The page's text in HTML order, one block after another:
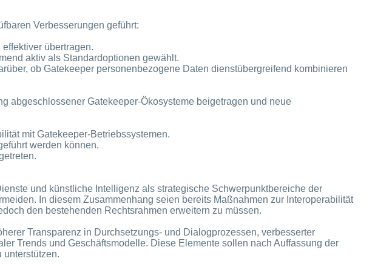
Verbesserungen geführt:
übertragen.
aktiv als Standardoptionen gewählt.
ob Gatekeeper personenbezogene Daten dienstübergreifend kombinieren
abgeschlossener Gatekeeper‑Ökosysteme beigetragen und neue
mit Gatekeeper‑Betriebssystemen.
werden können.
und künstliche Intelligenz als strategische Schwerpunktbereiche der
In diesem Zusammenhang seien bereits Maßnahmen zur Interoperabilität
den bestehenden Rechtsrahmen erweitern zu müssen.
Transparenz in Durchsetzungs‑ und Dialogprozessen, verbesserter
Trends und Geschäftsmodelle. Diese Elemente sollen nach Auffassung der
unterstützen.